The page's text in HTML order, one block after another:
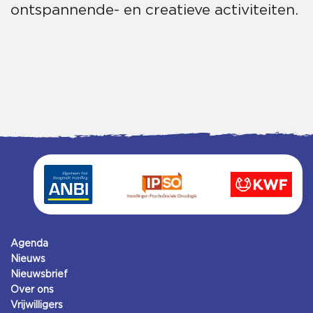
ontspannende- en creatieve activiteiten.
Agenda
Nieuws
Nieuwsbrief
Over ons
Vrijwilligers